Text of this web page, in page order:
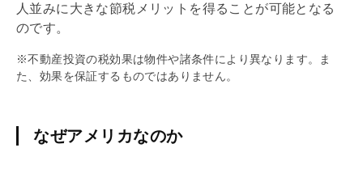
人並みに大きな節税メリットを得ることが可能となる
のです。
※不動産投資の税効果は物件や諸条件により異なります。ま
た、効果を保証するものではありません。
なぜアメリカなのか